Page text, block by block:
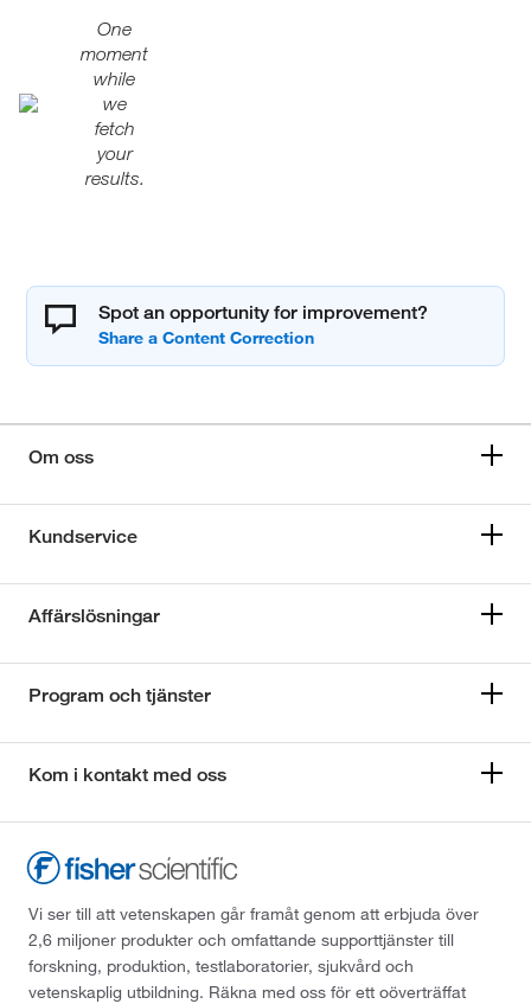
One
moment
while
we
fetch
your
results.
Spot an opportunity for improvement?
Om oss
Kundservice
Affärslösningar
Program och tjänster
Kom i kontakt med oss
Vi ser till att vetenskapen går framåt genom att erbjuda över
2,6 miljoner produkter och omfattande supporttjänster till
forskning, produktion, testlaboratorier, sjukvård och
vetenskaplig utbildning. Räkna med oss för ett oöverträffat